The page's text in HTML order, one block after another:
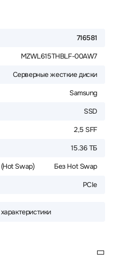
716581
MZWL615THBLF-00AW7
Серверные жесткие диски
Samsung
SSD
2,5 SFF
15.36 ТБ
Swap) Без Hot Swap
PCIe